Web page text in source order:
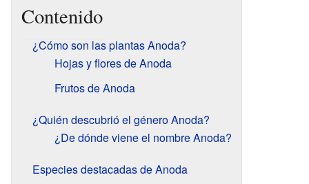
Contenido
¿Cómo son las plantas Anoda?
Hojas y flores de Anoda
Frutos de Anoda
¿Quién descubrió el género Anoda?
¿De dónde viene el nombre Anoda?
Especies destacadas de Anoda